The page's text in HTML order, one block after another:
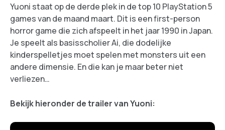
Yuoni staat op de derde plek in de top 10 PlayStation 5
games van de maand maart. Dit is een first-person
horror game die zich afspeelt in het jaar 1990 in Japan.
Je speelt als basisscholier Ai, die dodelijke
kinderspelletjes moet spelen met monsters uit een
andere dimensie. En die kan je maar beter niet
verliezen…
Bekijk hieronder de trailer van Yuoni: